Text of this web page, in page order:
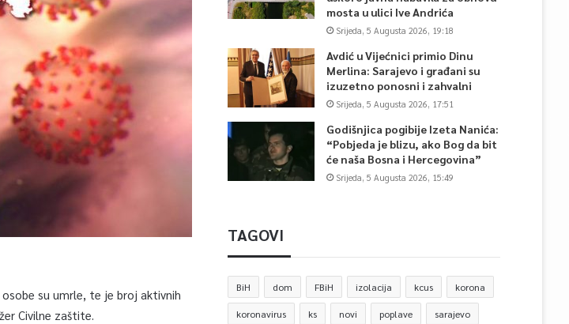
su umrle, te je broj aktivnih
Civilne zaštite.
mosta u ulici Ive Andrića
Srijeda, 5 Augusta 2026, 19:18
Avdić u Vijećnici primio Dinu
Merlina: Sarajevo i građani su
izuzetno ponosni i zahvalni
Srijeda, 5 Augusta 2026, 17:51
Godišnjica pogibije Izeta Nanića:
“Pobjeda je blizu, ako Bog da bit
će naša Bosna i Hercegovina”
Srijeda, 5 Augusta 2026, 15:49
TAGOVI
BiH dom FBiH izolacija kcus korona
koronavirus ks novi poplave sarajevo